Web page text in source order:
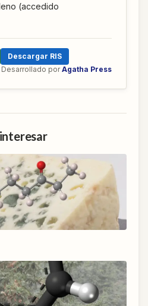
(accedido
Descargar RIS
Desarrollado por Agatha Press